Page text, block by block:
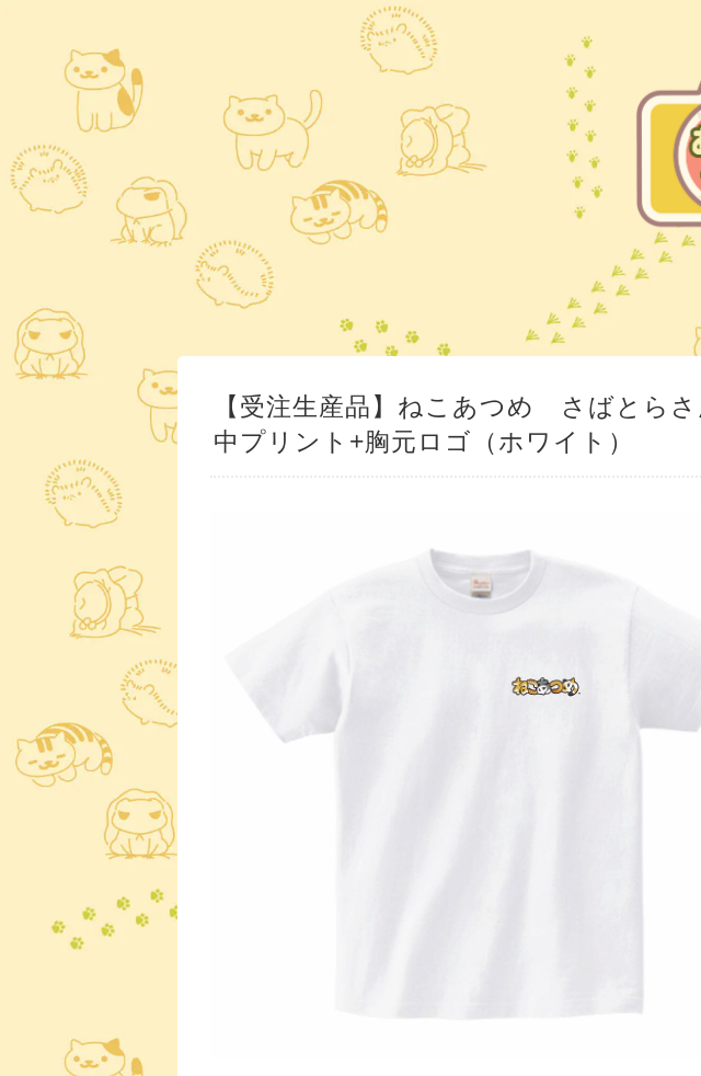
【受注生産品】ねこあつめ さばと
中プリント+胸元ロゴ（ホワイト）